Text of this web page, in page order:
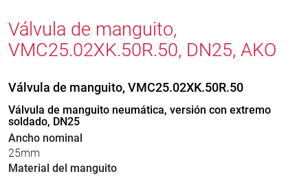
Válvula de manguito,
VMC25.02XK.50R.50, DN25, AKO
Válvula de manguito, VMC25.02XK.50R.50
Válvula de manguito neumática, versión con extremo
soldado, DN25
Ancho nominal
25mm
Material del manguito